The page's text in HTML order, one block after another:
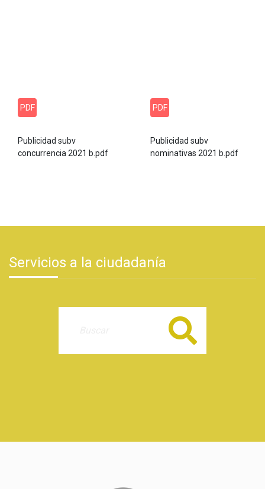
PDF
Publicidad subv
concurrencia 2021 b.pdf
PDF
Publicidad subv
nominativas 2021 b.pdf
Servicios a la ciudadanía
Buscar